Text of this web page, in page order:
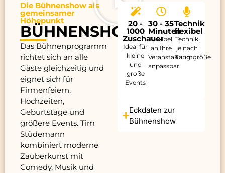
Die Bühnenshow als
gemeinsamer
Höhepunkt
BÜHNENSHOW
Das Bühnenprogramm
richtet sich an alle
Gäste gleichzeitig und
eignet sich für
Firmenfeiern,
Hochzeiten,
Geburtstage und
größere Events. Tim
Stüdemann
kombiniert moderne
Zauberkunst mit
Comedy, Musik und
20 -
1000
Zuschauer
Ideal für
kleine
und
große
Events
30 - 35
Minuten
Flexibel
an Ihre
Veranstaltung
anpassbar
Technik
flexibel
Technik
je nach
Raumgröße
Eckdaten zur
Bühnenshow